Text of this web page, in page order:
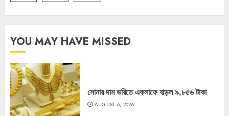
YOU MAY HAVE MISSED
সোনার দাম ভরিতে একলাফে বাড়ল ৯,৮৫৬ টাকা
AUGUST 6, 2026